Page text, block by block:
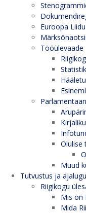
Euroopa
Tööülevaade
Olulise
Muud
Tutvustus ja ajalugu
Riigikogu
Mis on
Mida